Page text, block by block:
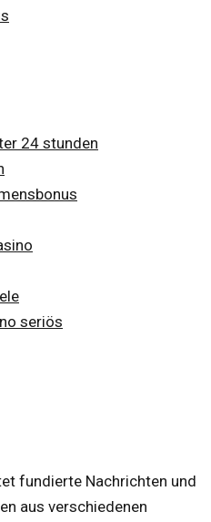
24 stunden
seriös
fundierte Nachrichten und
aus verschiedenen